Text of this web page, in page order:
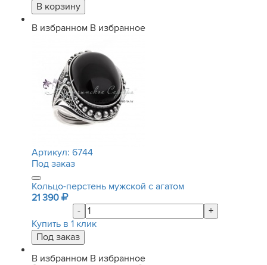
В избранном В избранное
Артикул: 6744
Под заказ
Кольцо-перстень мужской с агатом
21 390
-
+
Купить в 1 клик
В избранном В избранное